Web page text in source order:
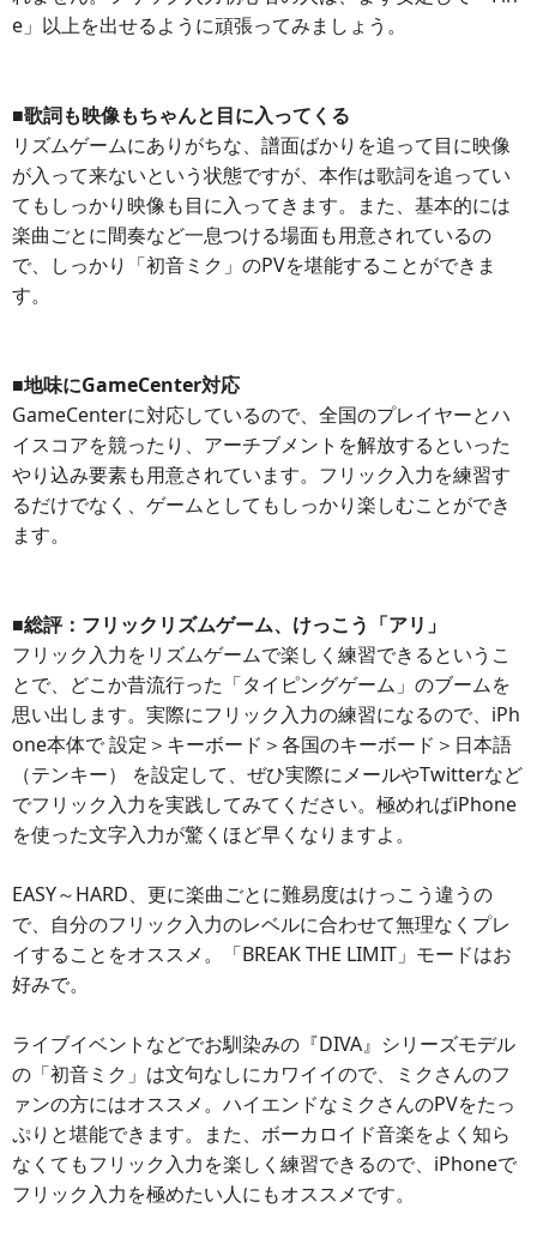
e」以上を出せるように頑張ってみましょう。
■歌詞も映像もちゃんと目に入ってくる
リズムゲームにありがちな、譜面ばかりを追って目に映像
が入って来ないという状態ですが、本作は歌詞を追ってい
てもしっかり映像も目に入ってきます。また、基本的には
楽曲ごとに間奏など一息つける場面も用意されているの
で、しっかり「初音ミク」のPVを堪能することができま
す。
■地味にGameCenter対応
GameCenterに対応しているので、全国のプレイヤーとハ
イスコアを競ったり、アーチブメントを解放するといった
やり込み要素も用意されています。フリック入力を練習す
るだけでなく、ゲームとしてもしっかり楽しむことができ
ます。
■総評：フリックリズムゲーム、けっこう「アリ」
フリック入力をリズムゲームで楽しく練習できるというこ
とで、どこか昔流行った「タイピングゲーム」のブームを
思い出します。実際にフリック入力の練習になるので、iPh
one本体で 設定＞キーボード＞各国のキーボード＞日本語
（テンキー） を設定して、ぜひ実際にメールやTwitterなど
でフリック入力を実践してみてください。極めればiPhone
を使った文字入力が驚くほど早くなりますよ。
EASY～HARD、更に楽曲ごとに難易度はけっこう違うの
で、自分のフリック入力のレベルに合わせて無理なくプレ
イすることをオススメ。「BREAK THE LIMIT」モードはお
好みで。
ライブイベントなどでお馴染みの『DIVA』シリーズモデル
の「初音ミク」は文句なしにカワイイので、ミクさんのフ
ァンの方にはオススメ。ハイエンドなミクさんのPVをたっ
ぷりと堪能できます。また、ボーカロイド音楽をよく知ら
なくてもフリック入力を楽しく練習できるので、iPhoneで
フリック入力を極めたい人にもオススメです。